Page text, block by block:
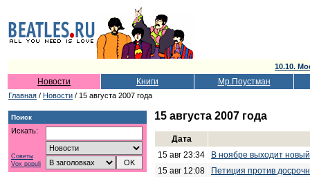
10.10.
Новости Книги Мр.Поустман
Главная / Новости / 15 августа 2007 года
Поиск
Искать:
Советы
Vox populi
15 августа 2007 года
Дата
15 авг 23:34
В ноябре выходит
15 авг 12:08
Петиция против